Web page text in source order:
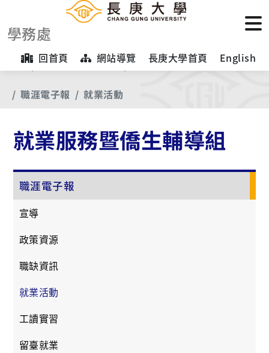
學務處
回首頁 網站導覽 長庚大學首頁 English
首頁 【業務項目專區】
就業服務暨僑生輔導組
職涯電子報
就業活動
就業服務暨僑生輔導組
職涯電子報
宣導
政策資源
職缺資訊
就業活動
工讀實習
留臺就業